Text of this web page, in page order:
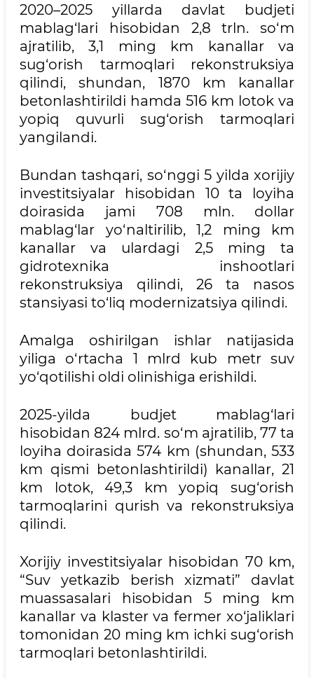
2020–2025 yillarda davlat budjeti
mablag‘lari hisobidan 2,8 trln. so‘m
ajratilib, 3,1 ming km kanallar va
sug‘orish tarmoqlari rekonstruksiya
qilindi, shundan, 1870 km kanallar
betonlashtirildi hamda 516 km lotok va
yopiq quvurli sug‘orish tarmoqlari
yangilandi.
Bundan tashqari, so‘nggi 5 yilda xorijiy
investitsiyalar hisobidan 10 ta loyiha
doirasida jami 708 mln. dollar
mablag‘lar yo‘naltirilib, 1,2 ming km
kanallar va ulardagi 2,5 ming ta
gidrotexnika inshootlari
rekonstruksiya qilindi, 26 ta nasos
stansiyasi to‘liq modernizatsiya qilindi.
Amalga oshirilgan ishlar natijasida
yiliga o‘rtacha 1 mlrd kub metr suv
yo‘qotilishi oldi olinishiga erishildi.
2025-yilda budjet mablag‘lari
hisobidan 824 mlrd. so‘m ajratilib, 77 ta
loyiha doirasida 574 km (shundan, 533
km qismi betonlashtirildi) kanallar, 21
km lotok, 49,3 km yopiq sug‘orish
tarmoqlarini qurish va rekonstruksiya
qilindi.
Xorijiy investitsiyalar hisobidan 70 km,
“Suv yetkazib berish xizmati” davlat
muassasalari hisobidan 5 ming km
kanallar va klaster va fermer xo‘jaliklari
tomonidan 20 ming km ichki sug‘orish
tarmoqlari betonlashtirildi.